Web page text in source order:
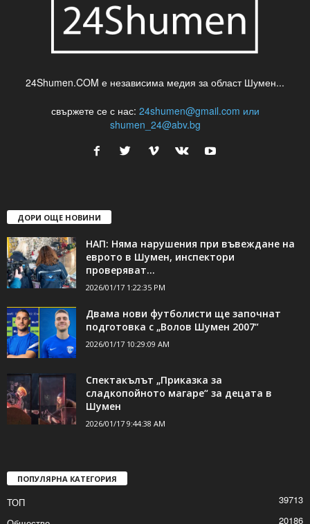
24Shumen.COM е независима медия за област Шумен...
свържете се с нас: 24shumen@gmail.com или
shumen_24@abv.bg
ДОРИ ОЩЕ НОВИНИ
НАП: Няма нарушения при въвеждане на
еврото в Шумен, инспектори
проверяват...
2026/01/17 1:22:35 PM
Двама нови футболисти ще започнат
подготовка с „Волов Шумен 2007“
2026/01/17 10:29:09 AM
Спектакълът „Приказка за
сладкопойното магаре“ за децата в
Шумен
2026/01/17 9:44:38 AM
ПОПУЛЯРНА КАТЕГОРИЯ
ТОП
39713
20186